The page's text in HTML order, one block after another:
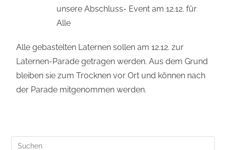
unsere Abschluss- Event am 12.12. für
Alle
Alle gebastelten Laternen sollen am 12.12. zur
Laternen-Parade getragen werden. Aus dem Grund
bleiben sie zum Trocknen vor Ort und können nach
der Parade mitgenommen werden.